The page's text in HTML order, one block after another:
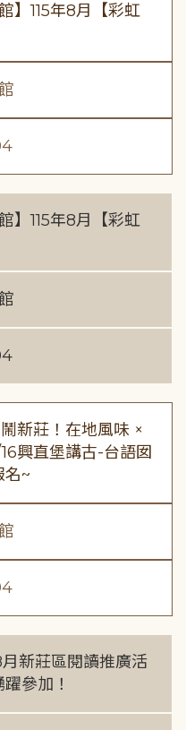
】115年8月【彩虹
】115年8月【彩虹
新莊！在地風味 ×
興直堡講古-台語囡
名~
月新莊區閱讀推廣活
參加！